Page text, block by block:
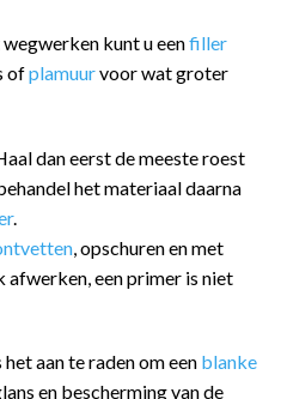
kunt u eenfiller
ofplamuurvoor wat groter
dan eerst de meeste roest
het materiaal daarna
.
, opschuren en met
een primer is niet
aan te raden om een blanke
en bescherming van de